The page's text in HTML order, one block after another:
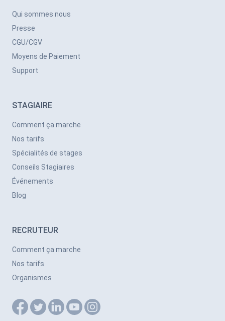
Qui sommes nous
Presse
CGU/CGV
Moyens de Paiement
Support
STAGIAIRE
Comment ça marche
Nos tarifs
Spécialités de stages
Conseils Stagiaires
Événements
Blog
RECRUTEUR
Comment ça marche
Nos tarifs
Organismes